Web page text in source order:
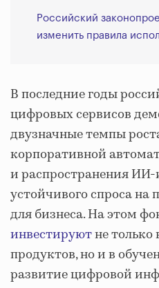
Российский
изменить правила
В последние годы
цифровых сервисов
двузначные темпы
корпоративной
и распространения
устойчивого спроса
для бизнеса. На этом
инвестируютне только
продуктов, но и в
развитие цифровой